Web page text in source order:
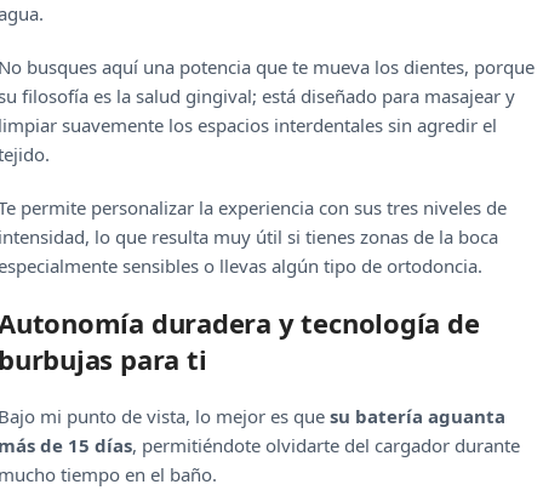
busques aquí una potencia que te mueva los dientes, porque
filosofía es la salud gingival; está diseñado para masajear y
suavemente los espacios interdentales sin agredir el
permite personalizar la experiencia con sus tres niveles de
lo que resulta muy útil si tienes zonas de la boca
sensibles o llevas algún tipo de ortodoncia.
duradera y tecnología de
para ti
mi punto de vista, lo mejor es que su batería aguanta
de 15 días, permitiéndote olvidarte del cargador durante
tiempo en el baño.